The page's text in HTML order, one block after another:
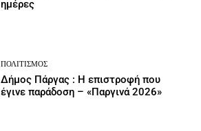
ημέρες
ΠΟΛΙΤΙΣΜΌΣ
Δήμος Πάργας : Η επιστροφή που
έγινε παράδοση – «Παργινά 2026»